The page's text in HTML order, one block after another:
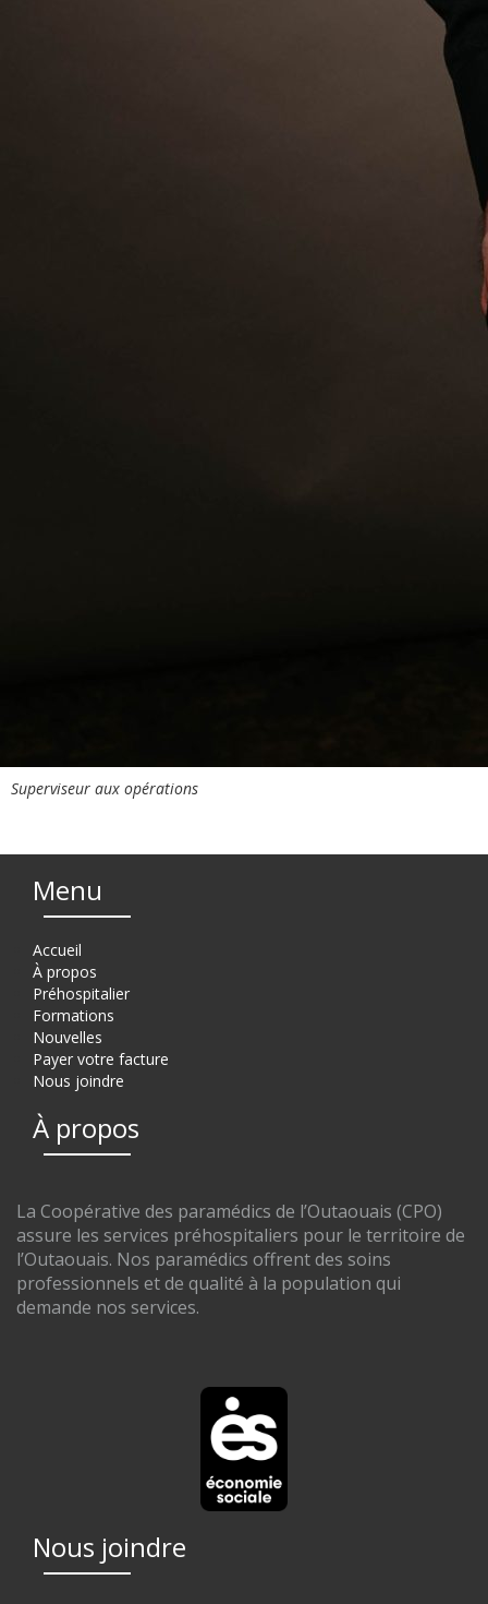
Superviseur aux opérations
Menu
Accueil
À propos
Préhospitalier
Formations
Nouvelles
Payer votre facture
Nous joindre
À propos
La Coopérative des paramédics de l’Outaouais (CPO)
assure les services préhospitaliers pour le territoire de
l’Outaouais. Nos paramédics offrent des soins
professionnels et de qualité à la population qui
demande nos services.
Nous joindre